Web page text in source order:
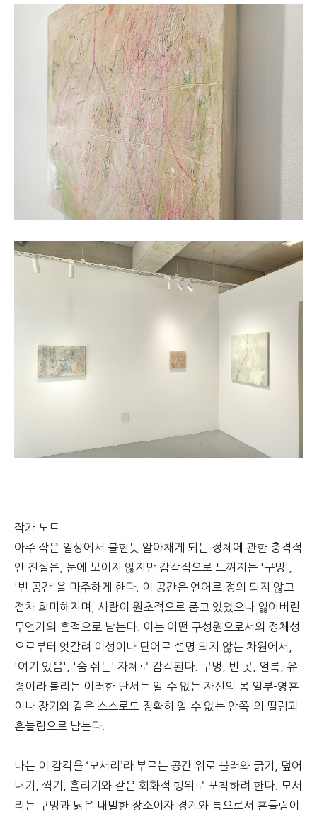
작가 노트
아주 작은 일상에서 불현듯 알아채게 되는 정체에 관한 충격적
인 진실은, 눈에 보이지 않지만 감각적으로 느껴지는 '구멍',
'빈 공간'을 마주하게 한다. 이 공간은 언어로 정의 되지 않고
점차 희미해지며, 사람이 원초적으로 품고 있었으나 잃어버린
무언가의 흔적으로 남는다. 이는 어떤 구성원으로서의 정체성
으로부터 엇갈려 이성이나 단어로 설명 되지 않는 차원에서,
'여기 있음', '숨 쉬는' 자체로 감각된다. 구멍, 빈 곳, 얼룩, 유
령이라 불리는 이러한 단서는 알 수 없는 자신의 몸 일부-영혼
이나 장기와 같은 스스로도 정확히 알 수 없는 안쪽-의 떨림과
흔들림으로 남는다.
나는 이 감각을 ‘모서리’라 부르는 공간 위로 불러와 긁기, 덮어
내기, 찍기, 흘리기와 같은 회화적 행위로 포착하려 한다. 모서
리는 구멍과 닮은 내밀한 장소이자 경계와 틈으로서 흔들림이